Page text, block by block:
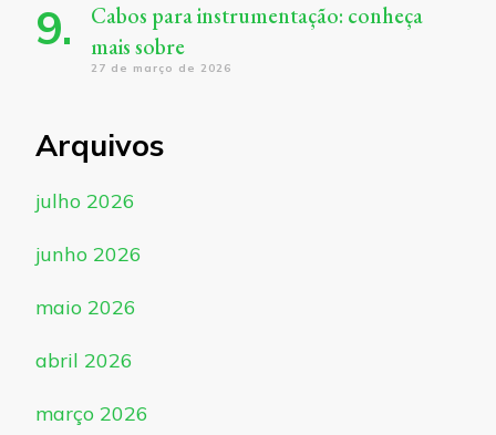
Cabos para instrumentação: conheça
mais sobre
27 de março de 2026
Arquivos
julho 2026
junho 2026
maio 2026
abril 2026
março 2026